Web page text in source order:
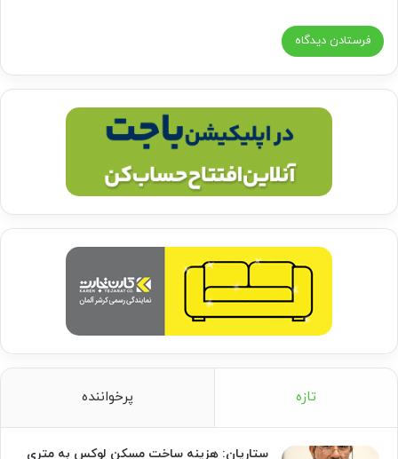
تازه پرخواننده
ستاریان: هزینه ساخت مسکن لوکس به متری